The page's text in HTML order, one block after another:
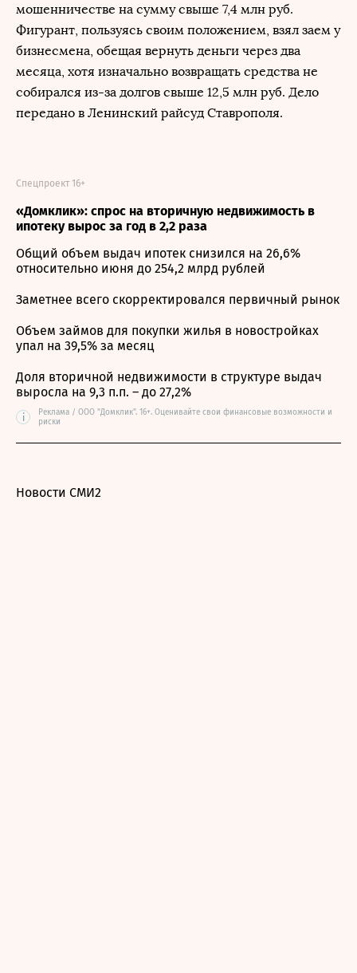
мошенничестве на сумму свыше 7,4 млн руб.
Фигурант, пользуясь своим положением, взял заем у
бизнесмена, обещая вернуть деньги через два
месяца, хотя изначально возвращать средства не
собирался из-за долгов свыше 12,5 млн руб. Дело
передано в Ленинский райсуд Ставрополя.
«Домклик»: спрос на вторичную недвижимость в
ипотеку вырос за год в 2,2 раза
Спецпроект 16+
Общий объем выдач ипотек снизился на 26,6%
относительно июня до 254,2 млрд рублей
Заметнее всего скорректировался первичный рынок
Объем займов для покупки жилья в новостройках
упал на 39,5% за месяц
Доля вторичной недвижимости в структуре выдач
выросла на 9,3 п.п. – до 27,2%
i
Реклама / ООО "Домклик". 16+. Оценивайте свои финансовые возможности и
риски
Новости СМИ2